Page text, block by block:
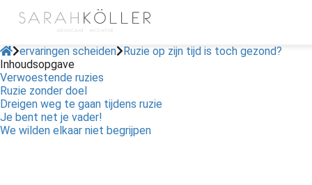
ervaringen scheiden
Ruzie op zijn tijd is toch gezond?
Inhoudsopgave
Verwoestende ruzies
Ruzie zonder doel
Dreigen weg te gaan tijdens ruzie
Je bent net je vader!
We wilden elkaar niet begrijpen